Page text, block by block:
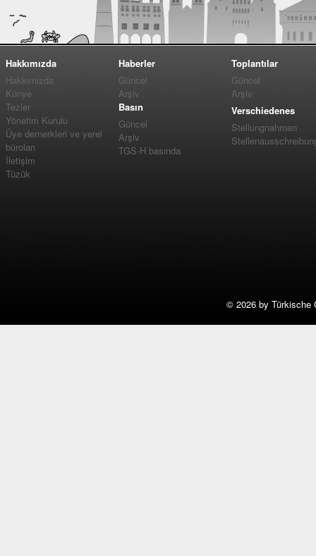
Hakkımızda
Hakkımızda
Künye
Tezler
Yönetim Kurulu
Üye dernerkleri ve yerel
büroları
İletişim
Tüzük
Haberler
Güncel
Arşiv
Basın
Güncel
Arşiv
TGS-H basında
Toplantılar
Güncel
Arşiv
Verschiedenes
Stellungnahmen
© 2026 by Türkische